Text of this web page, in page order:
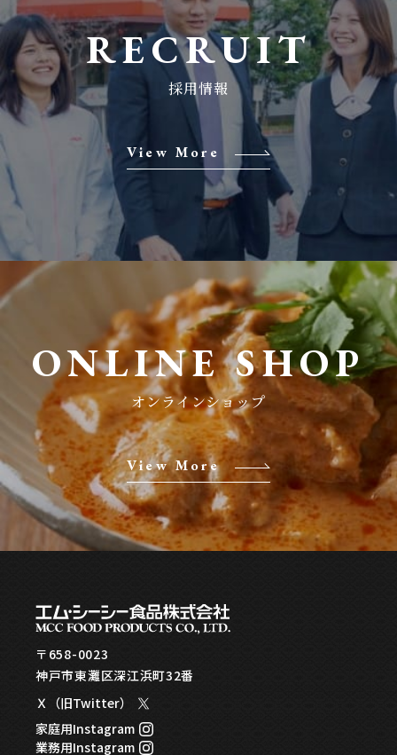
RECRUIT
View More
ONLINE SHOP
View More
〒658-0023
神戸市東灘区深江浜町32番
Ｘ（旧Twitter）
家庭用Instagram
業務用Instagram